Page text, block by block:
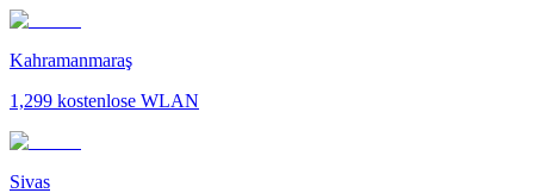
Kahramanmaraş
1,299 kostenlose WLAN
Sivas